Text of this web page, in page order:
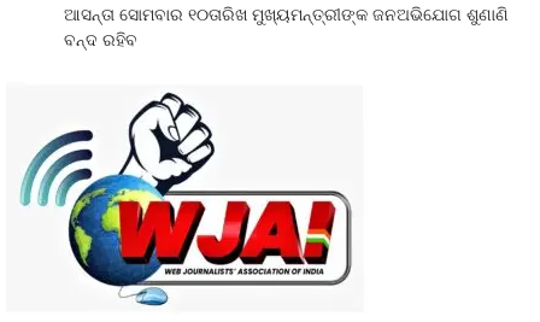
ଆସନ୍ତା ସୋମବାର ୧୦ତାରିଖ ମୁଖ୍ୟମନ୍ତ୍ରୀଙ୍କ ଜନଅଭିଯୋଗ ଶୁଣାଣି
ବନ୍ଦ ରହିବ